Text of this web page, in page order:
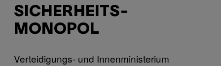
SICHERHEITS-
MONOPOL
Verteidigungs- und Innenministerium